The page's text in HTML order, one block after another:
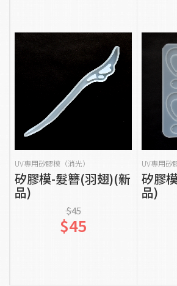
貨到通知我
UV專用矽膠模（消光）
矽膠模-髮簪(羽翅)(新
品)
$45
$45
UV專用矽
矽膠
品)